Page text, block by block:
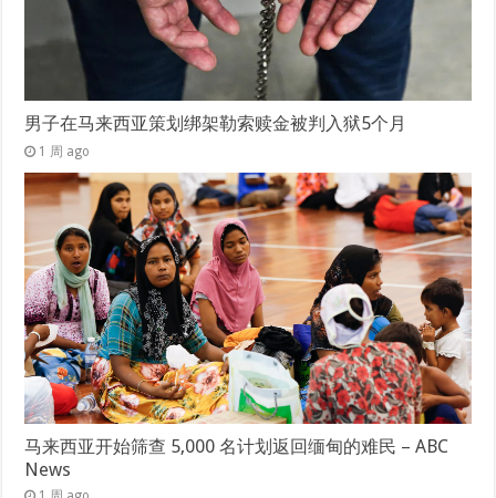
男子在马来西亚策划绑架勒索赎金被判入狱5个月
1 周 ago
马来西亚开始筛查 5,000 名计划返回缅甸的难民 – ABC
News